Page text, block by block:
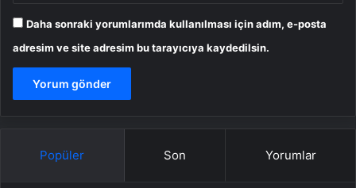
Daha sonraki yorumlarımda kullanılması için adım, e-posta
adresim ve site adresim bu tarayıcıya kaydedilsin.
Popüler Son Yorumlar